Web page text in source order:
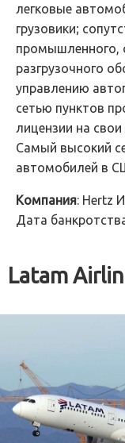
легковые
грузовики;
промышленного,
разгрузочного
управлению
сетью пунктов
лицензии на
Самый высокий
автомобилей в
Компания: Hertz
Дата
Latam